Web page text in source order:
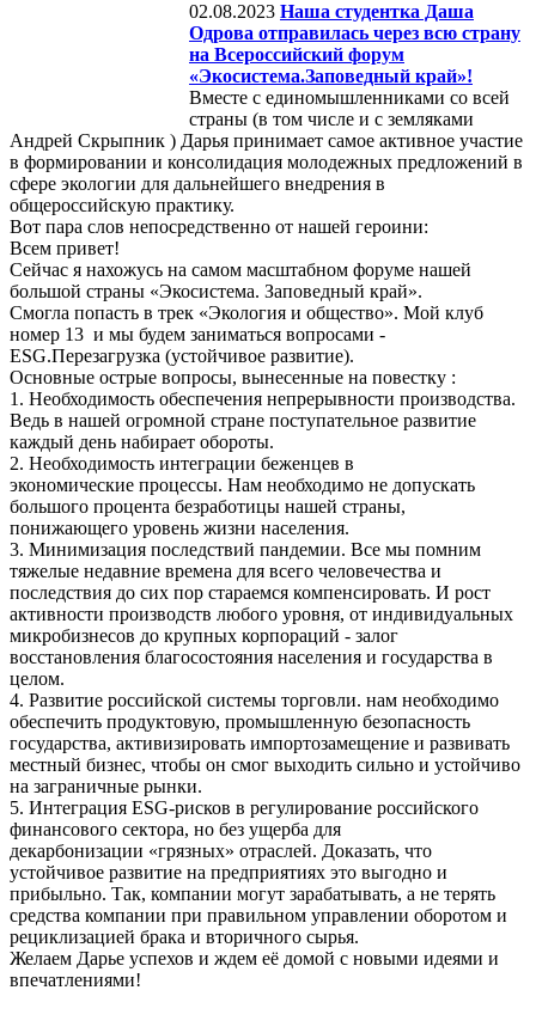
02.08.2023 Наша студентка Даша
Одрова отправилась через всю страну
на Всероссийский форум
«Экосистема.Заповедный край»!
Вместе с единомышленниками со всей
страны (в том числе и с земляками
Андрей Скрыпник ) Дарья принимает самое активное участие
в формировании и консолидация молодежных предложений в
сфере экологии для дальнейшего внедрения в
общероссийскую практику.
Вот пара слов непосредственно от нашей героини:
Всем привет!
Сейчас я нахожусь на самом масштабном форуме нашей
большой страны «Экосистема. Заповедный край».
Смогла попасть в трек «Экология и общество». Мой клуб
номер 13 и мы будем заниматься вопросами -
ESG.Перезагрузка (устойчивое развитие).
Основные острые вопросы, вынесенные на повестку :
1. Необходимость обеспечения непрерывности производства.
Ведь в нашей огромной стране поступательное развитие
каждый день набирает обороты.
2. Необходимость интеграции беженцев в
экономические процессы. Нам необходимо не допускать
большого процента безработицы нашей страны,
понижающего уровень жизни населения.
3. Минимизация последствий пандемии. Все мы помним
тяжелые недавние времена для всего человечества и
последствия до сих пор стараемся компенсировать. И рост
активности производств любого уровня, от индивидуальных
микробизнесов до крупных корпораций - залог
восстановления благосостояния населения и государства в
целом.
4. Развитие российской системы торговли. нам необходимо
обеспечить продуктовую, промышленную безопасность
государства, активизировать импортозамещение и развивать
местный бизнес, чтобы он смог выходить сильно и устойчиво
на заграничные рынки.
5. Интеграция ESG-рисков в регулирование российского
финансового сектора, но без ущерба для
декарбонизации «грязных» отраслей. Доказать, что
устойчивое развитие на предприятиях это выгодно и
прибыльно. Так, компании могут зарабатывать, а не терять
средства компании при правильном управлении оборотом и
рециклизацией брака и вторичного сырья.
Желаем Дарье успехов и ждем её домой с новыми идеями и
впечатлениями!